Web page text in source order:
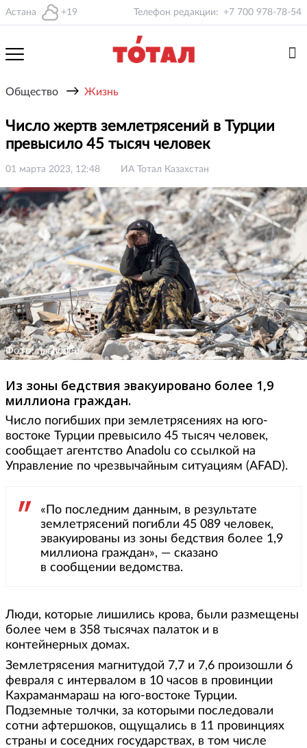
Астана +19 Телефон редакции: +7 700 978-78-54
Общество → Жизнь
Число жертв землетрясений в Турции
превысило 45 тысяч человек
01 марта 2023, 12:48 ИА Тотал Казахстан
Фото: nachedeu
Из зоны бедствия эвакуировано более 1,9
миллиона граждан.
Число погибших при землетрясениях на юго-
востоке Турции превысило 45 тысяч человек,
сообщает агентство Anadolu со ссылкой на
Управление по чрезвычайным ситуациям (AFAD).
«По последним данным, в результате
землетрясений погибли 45 089 человек,
эвакуированы из зоны бедствия более 1,9
миллиона граждан», — сказано
в сообщении ведомства.
Люди, которые лишились крова, были размещены
более чем в 358 тысячах палаток и в
контейнерных домах.
Землетрясения магнитудой 7,7 и 7,6 произошли 6
февраля с интервалом в 10 часов в провинции
Кахраманмараш на юго-востоке Турции.
Подземные толчки, за которыми последовали
сотни афтершоков, ощущались в 11 провинциях
страны и соседних государствах, в том числе